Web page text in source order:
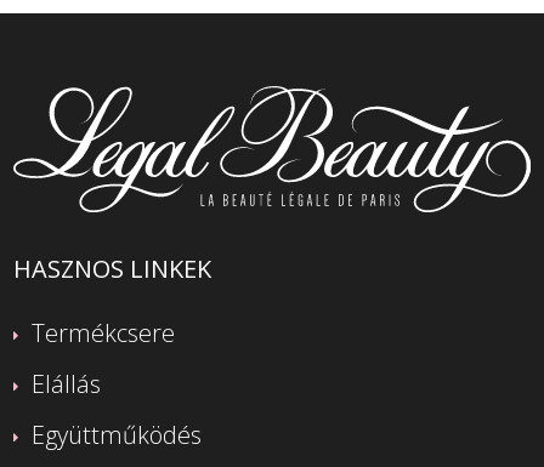
HASZNOS LINKEK
Termékcsere
Elállás
Együttműködés